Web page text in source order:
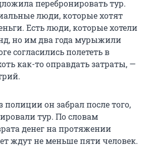
перебронировать тур.
люди, которые хотят
Есть люди, которые хотели
но им два года мурыжили
согласились полететь в
как-то оправдать затраты, —
полиции он забрал после того,
тур. По словам
денег на протяжении
ждут не меньше пяти человек.